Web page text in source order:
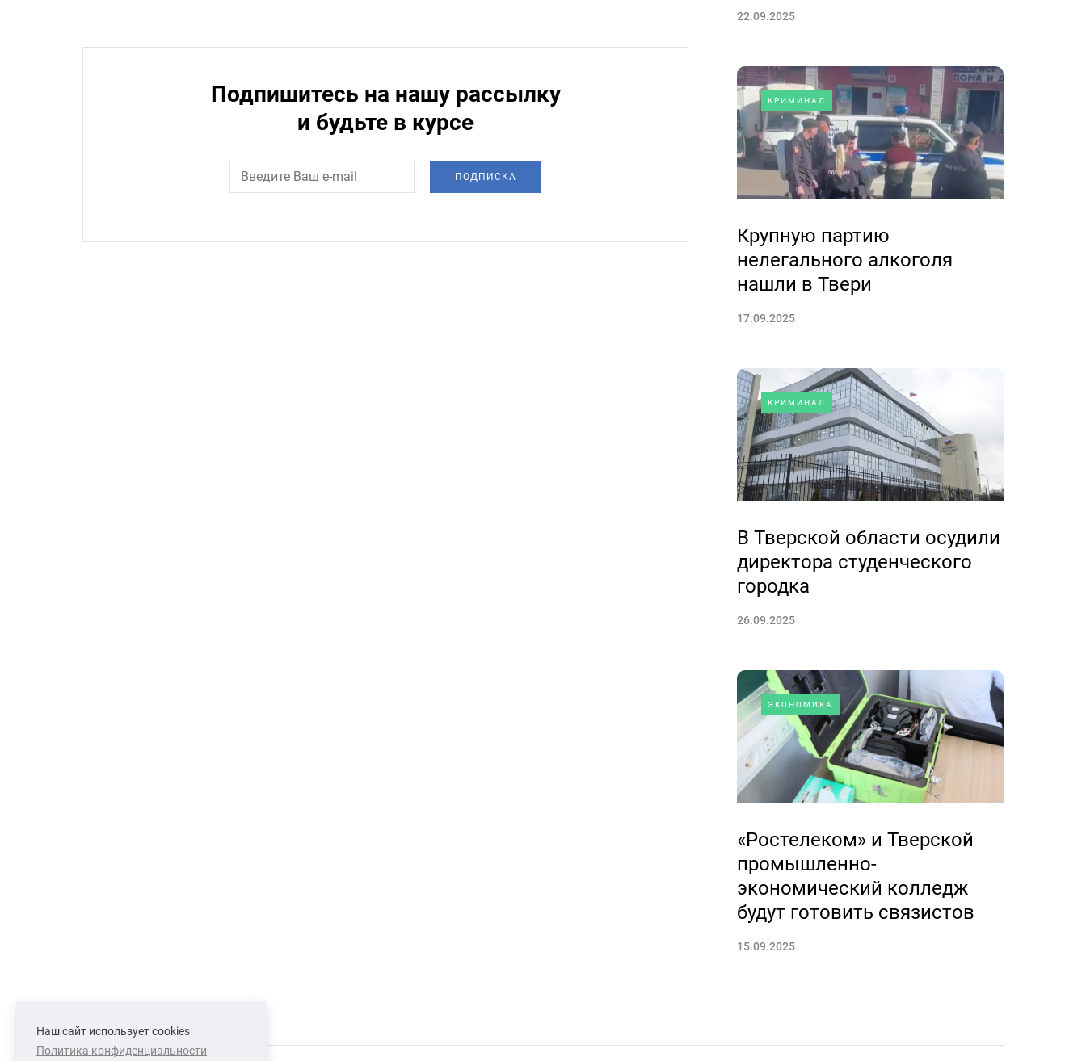
Подпишитесь на нашу рассылку
и будьте в курсе
ПОДПИСКА
22.09.2025
КРИМИНАЛ
Крупную партию
нелегального алкоголя
нашли в Твери
17.09.2025
КРИМИНАЛ
В Тверской области осудили
директора студенческого
городка
26.09.2025
ЭКОНОМИКА
«Ростелеком» и Тверской
промышленно-
экономический колледж
будут готовить связистов
15.09.2025
Наш сайт использует cookies
Политика конфиденциальности